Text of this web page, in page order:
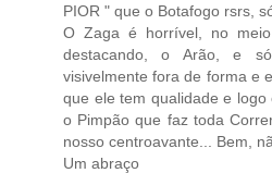
PIOR " que o Botafogo rsrs,
O Zaga é horrível, no
destacando, o Arão, e
visivelmente fora de forma e
que ele tem qualidade e
o Pimpão que faz toda
nosso centroavante... Bem,
Um abraço